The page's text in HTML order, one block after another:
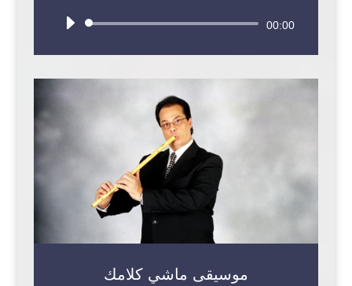
Audio
00:00
موسيقى ماشي كلامك